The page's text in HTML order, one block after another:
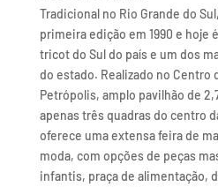
Tradicional no Rio Grande do
primeira edição em 1990 e hoje
tricot do Sul do país e um dos
do estado. Realizado no Centro
Petrópolis, amplo pavilhão de
apenas três quadras do centro
oferece uma extensa feira de
moda, com opções de peças
infantis, praça de alimentação,